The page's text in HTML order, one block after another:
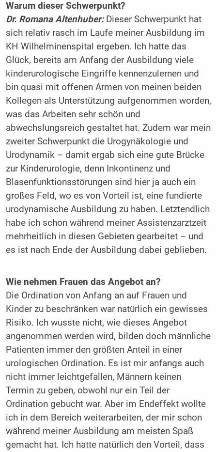
Warum dieser Schwerpunkt?
Dr. Romana Altenhuber: Dieser Schwerpunkt hat
sich relativ rasch im Laufe meiner Ausbildung im
KH Wilhelminenspital ergeben. Ich hatte das
Glück, bereits am Anfang der Ausbildung viele
kinderurologische Eingriffe kennenzulernen und
bin quasi mit offenen Armen von meinen beiden
Kollegen als Unterstützung aufgenommen worden,
was das Arbeiten sehr schön und
abwechslungsreich gestaltet hat. Zudem war mein
zweiter Schwerpunkt die Urogynäkologie und
Urodynamik – damit ergab sich eine gute Brücke
zur Kinderurologie, denn Inkontinenz und
Blasenfunktionsstörungen sind hier ja auch ein
großes Feld, wo es von Vorteil ist, eine fundierte
urodynamische Ausbildung zu haben. Letztendlich
habe ich schon während meiner Assistenzarztzeit
mehrheitlich in diesen Gebieten gearbeitet – und
es ist nach Ende der Ausbildung dabei geblieben.
Wie nehmen Frauen das Angebot an?
Die Ordination von Anfang an auf Frauen und
Kinder zu beschränken war natürlich ein gewisses
Risiko. Ich wusste nicht, wie dieses Angebot
angenommen werden wird, bilden doch männliche
Patienten immer den größten Anteil in einer
urologischen Ordination. Es ist mir anfangs auch
nicht immer leichtgefallen, Männern keinen
Termin zu geben, obwohl nur ein Teil der
Ordination gebucht war. Aber im Endeffekt wollte
ich in dem Bereich weiterarbeiten, der mir schon
während meiner Ausbildung am meisten Spaß
gemacht hat. Ich hatte natürlich den Vorteil, dass